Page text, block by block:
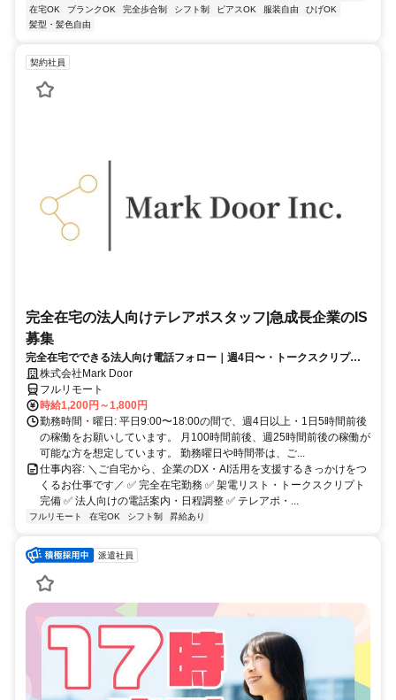
在宅OK
ブランクOK 完全歩合制 シフト制 ピアスOK 服装自由
ひげOK
髪型・髪色自由
契約社員
完全在宅の法人向けテレアポスタッフ|急成長企業のIS
募集
完全在宅でできる法人向け電話フォロー｜週4日〜・トークスクリプト
あり◎
株式会社Mark Door
フルリモート
時給1,200円～1,800円
勤務時間・曜日: 平日9:00〜18:00の間で、週4日以上・1日5時間前後
の稼働をお願いしています。 月100時間前後、週25時間前後の稼働が
可能な方を想定しています。 勤務曜日や時間帯は、ご...
仕事内容: ＼ご自宅から、企業のDX・AI活用を支援するきっかけをつ
くるお仕事です／ ✅ 完全在宅勤務 ✅ 架電リスト・トークスクリプト
完備 ✅ 法人向けの電話案内・日程調整 ✅ テレアポ・...
フルリモート 在宅OK シフト制 昇給あり
派遣社員